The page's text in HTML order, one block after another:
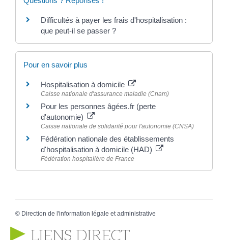
Difficultés à payer les frais d'hospitalisation :
que peut-il se passer ?
Pour en savoir plus
Hospitalisation à domicile
Caisse nationale d'assurance maladie (Cnam)
Pour les personnes âgées.fr (perte
d'autonomie)
Caisse nationale de solidarité pour l'autonomie (CNSA)
Fédération nationale des établissements
d'hospitalisation à domicile (HAD)
Fédération hospitalière de France
© Direction de l'information légale et administrative
LIENS DIRECT